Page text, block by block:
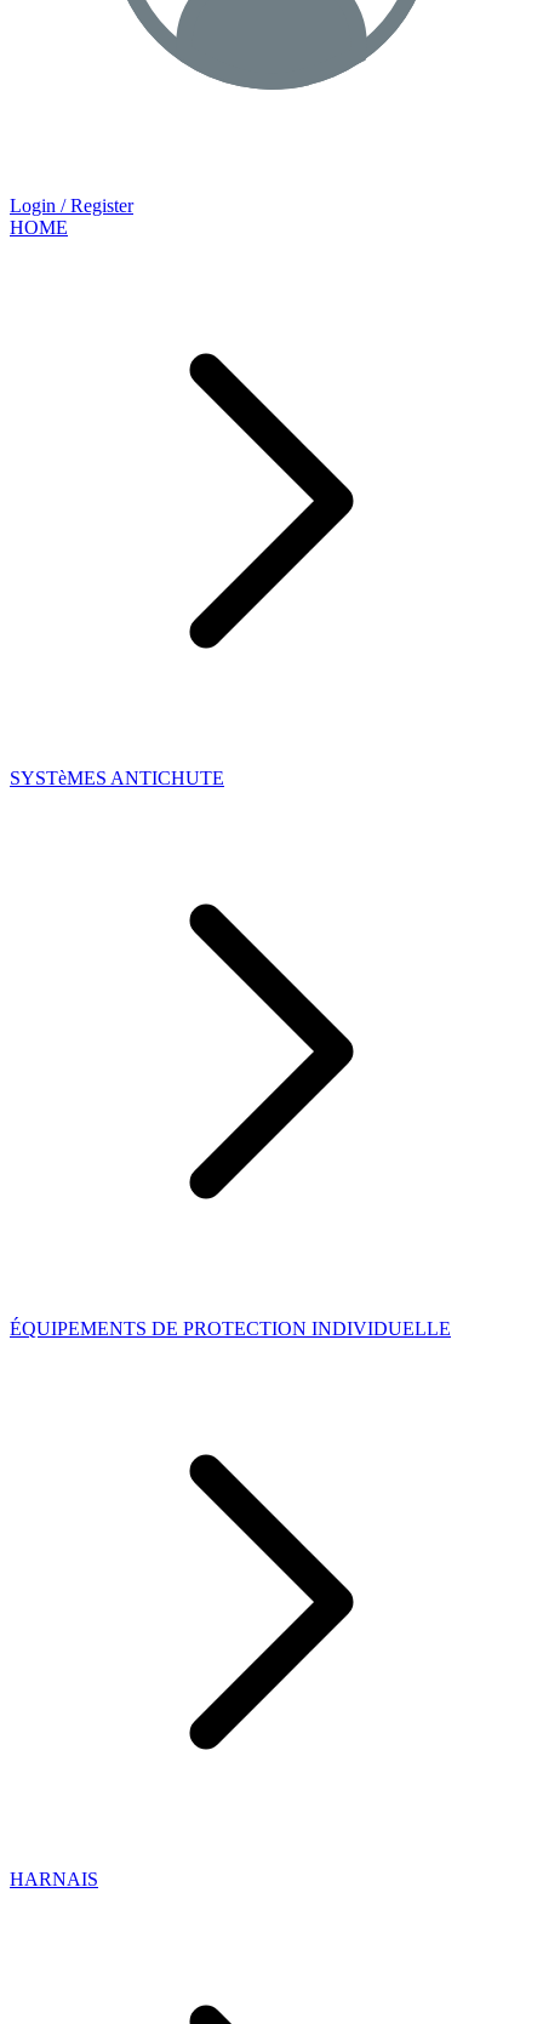
Login / Register
HOME
SYSTèMES ANTICHUTE
ÉQUIPEMENTS DE PROTECTION INDIVIDUELLE
HARNAIS